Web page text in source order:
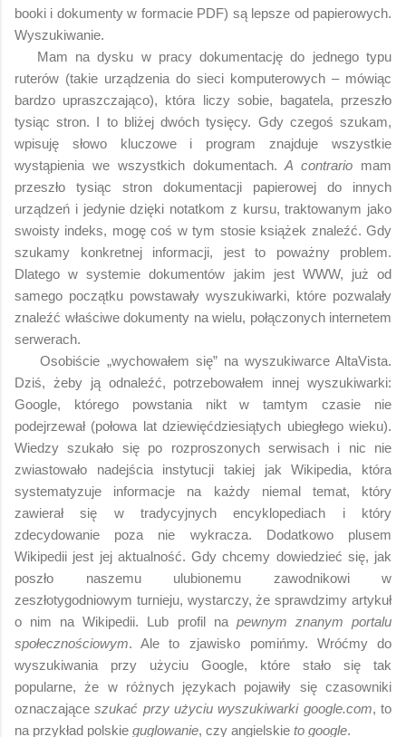
booki i dokumenty w formacie PDF) są lepsze od papierowych.
Wyszukiwanie.
Mam na dysku w pracy dokumentację do jednego typu
ruterów (takie urządzenia do sieci komputerowych – mówiąc
bardzo upraszczająco), która liczy sobie, bagatela, przeszło
tysiąc stron. I to bliżej dwóch tysięcy. Gdy czegoś szukam,
wpisuję słowo kluczowe i program znajduje wszystkie
wystąpienia we wszystkich dokumentach.A contrario mam
przeszło tysiąc stron dokumentacji papierowej do innych
urządzeń i jedynie dzięki notatkom z kursu, traktowanym jako
swoisty indeks, mogę coś w tym stosie książek znaleźć. Gdy
szukamy konkretnej informacji, jest to poważny problem.
Dlatego w systemie dokumentów jakim jest WWW, już od
samego początku powstawały wyszukiwarki, które pozwalały
znaleźć właściwe dokumenty na wielu, połączonych internetem
serwerach.
Osobiście „wychowałem się” na wyszukiwarce AltaVista.
Dziś, żeby ją odnaleźć, potrzebowałem innej wyszukiwarki:
Google, którego powstania nikt w tamtym czasie nie
podejrzewał (połowa lat dziewięćdziesiątych ubiegłego wieku).
Wiedzy szukało się po rozproszonych serwisach i nic nie
zwiastowało nadejścia instytucji takiej jak Wikipedia, która
systematyzuje informacje na każdy niemal temat, który
zawierał się w tradycyjnych encyklopediach i który
zdecydowanie poza nie wykracza. Dodatkowo plusem
Wikipedii jest jej aktualność. Gdy chcemy dowiedzieć się, jak
poszło naszemu ulubionemu zawodnikowi w
zeszłotygodniowym turnieju, wystarczy, że sprawdzimy artykuł
o nim na Wikipedii. Lub profil na pewnym znanym portalu
społecznościowym. Ale to zjawisko pomińmy. Wróćmy do
wyszukiwania przy użyciu Google, które stało się tak
popularne, że w różnych językach pojawiły się czasowniki
oznaczająceszukać przy użyciu wyszukiwarki google.com, to
na przykład polskie guglowanie, czy angielskie to google.